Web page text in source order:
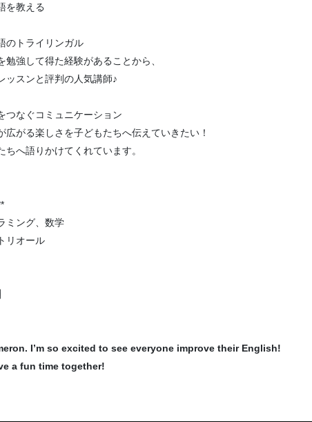
を教える
のトライリンガル
勉強して得た経験があることから、
ッスンと評判の人気講師♪
つなぐコミュニケーション
広がる楽しさを子どもたちへ伝えていきたい！
へ語りかけてくれています。
ミング、数学
リオール
I’m so excited to see everyone improve their English!
a fun time together!